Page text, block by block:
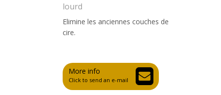
lourd
Elimine les anciennes couches de
cire.
More info
Click to send an e-mail